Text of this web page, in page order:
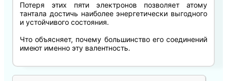
Потеря этих пяти электронов позволяет атому
тантала достичь наиболее энергетически выгодного
и устойчивого состояния.
Что объясняет, почему большинство его соединений
имеют именно эту валентность.